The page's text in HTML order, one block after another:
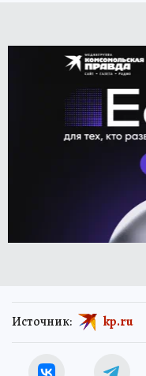
Источник: kp.ru